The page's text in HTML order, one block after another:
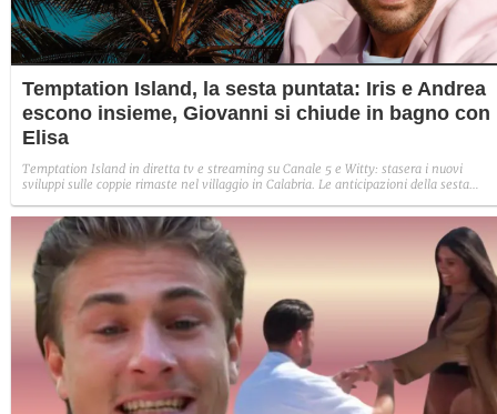
Temptation Island, la sesta puntata: Iris e Andrea
escono insieme, Giovanni si chiude in bagno con
Elisa
Temptation Island in diretta tv e streaming su Canale 5 e Witty: stasera i nuovi
sviluppi sulle coppie rimaste nel villaggio in Calabria. Le anticipazioni della sesta
Sabrina rifiuta il falò con Giovanni e si avvicina a Lory.